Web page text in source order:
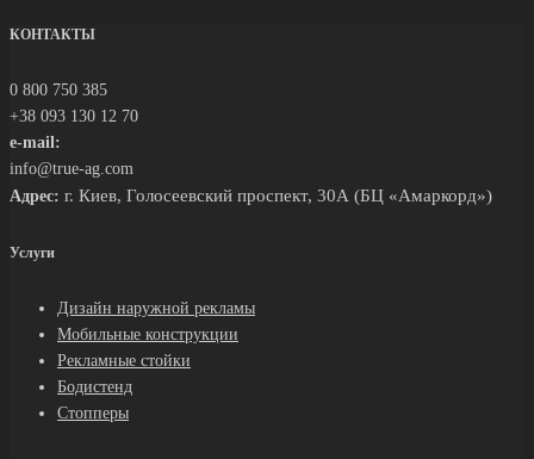
КОНТАКТЫ
0 800 750 385
+38 093 130 12 70
e-mail:
info@true-ag.com
Адрес: г. Киев, Голосеевский проспект, 30А (БЦ «Амаркорд»)
Услуги
Дизайн наружной рекламы
Мобильные конструкции
Рекламные стойки
Бодистенд
Стопперы